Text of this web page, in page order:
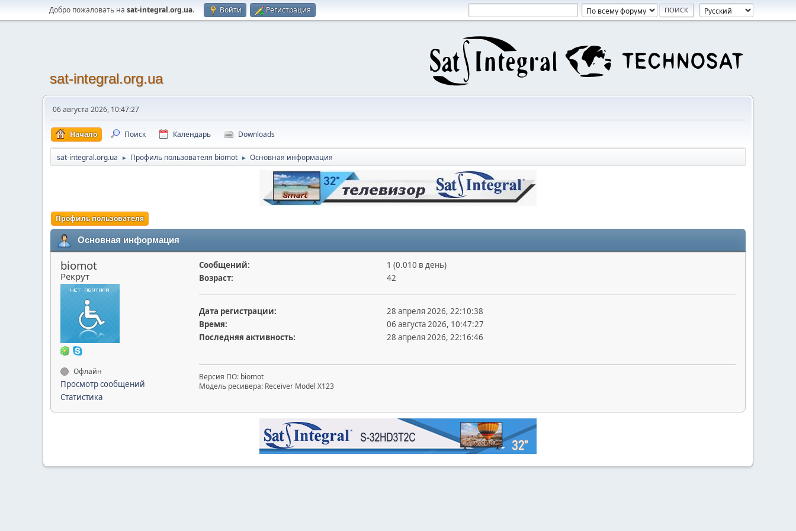
Добро пожаловать на sat-integral.org.ua. Войти Регистрация
sat-integral.org.ua
06 августа 2026, 10:47:27
Начало Поиск Календарь Downloads
sat-integral.org.ua ► Профиль пользователя biomot ► Основная информация
Профиль пользователя
Основная информация
biomot
Рекрут
Офлайн
Просмотр сообщений
Статистика
Сообщений:
1 (0.010 в день)
Возраст:
42
Дата регистрации:
28 апреля 2026, 22:10:38
Время:
06 августа 2026, 10:47:27
Последняя активность:
28 апреля 2026, 22:16:46
Версия ПО: biomot
Модель ресивера: Receiver Model X123